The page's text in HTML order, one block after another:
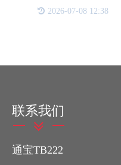
准、持久的特点，在
行各业不可或缺的重
2026-07-08 12:38
联系我们
通宝TB222